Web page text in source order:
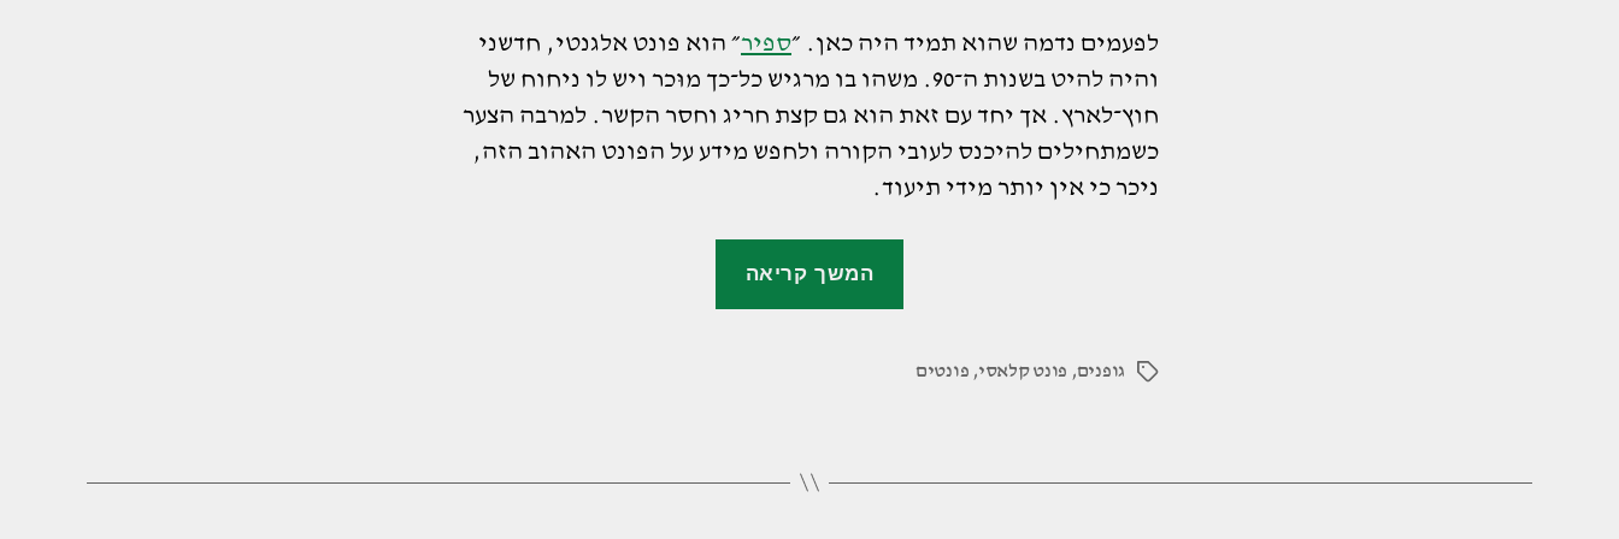
לפעמים נדמה שהוא תמיד היה כאן. ״ספיר״ הוא פונט אלגנטי, חדשני
והיה להיט בשנות ה־90. משהו בו מרגיש כל־כך מוּכר ויש לו ניחוח של
חוץ־לארץ. אך יחד עם זאת הוא גם קצת חריג וחסר הקשר. למרבה הצער
כשמתחילים להיכנס לעובי הקורה ולחפש מידע על הפונט האהוב הזה,
ניכר כי אין יותר מידי תיעוד.
המשך קריאה
תגיותגופנים, פונט קלאסי, פונטים